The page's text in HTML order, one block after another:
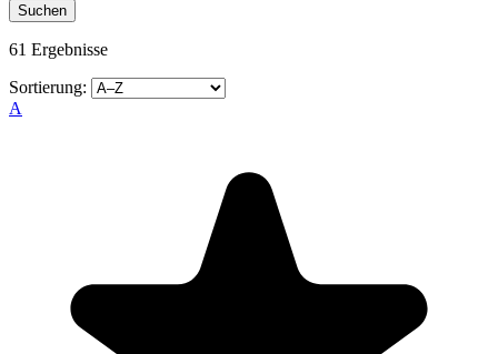
Suchen
61 Ergebnisse
Sortierung:
A